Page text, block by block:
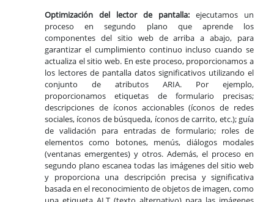
Optimización del lector de pantalla: ejecutamos un
proceso en segundo plano que aprende los
componentes del sitio web de arriba a abajo, para
garantizar el cumplimiento continuo incluso cuando se
actualiza el sitio web. En este proceso, proporcionamos a
los lectores de pantalla datos significativos utilizando el
conjunto de atributos ARIA. Por ejemplo,
proporcionamos etiquetas de formulario precisas;
descripciones de íconos accionables (íconos de redes
sociales, íconos de búsqueda, íconos de carrito, etc.); guía
de validación para entradas de formulario; roles de
elementos como botones, menús, diálogos modales
(ventanas emergentes) y otros. Además, el proceso en
segundo plano escanea todas las imágenes del sitio web
y proporciona una descripción precisa y significativa
basada en el reconocimiento de objetos de imagen, como